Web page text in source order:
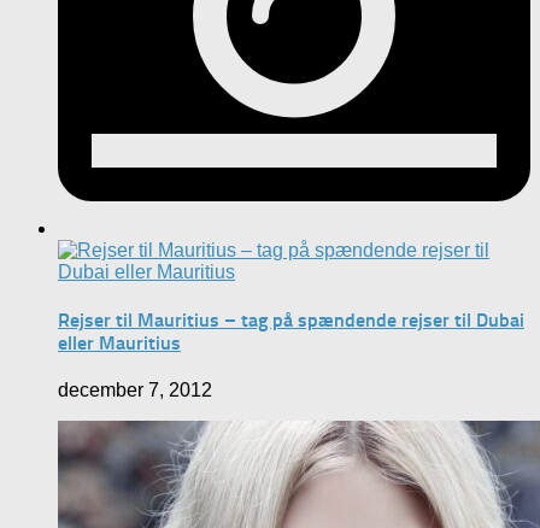
Rejser til Mauritius – tag på spændende rejser til Dubai
eller Mauritius
december 7, 2012